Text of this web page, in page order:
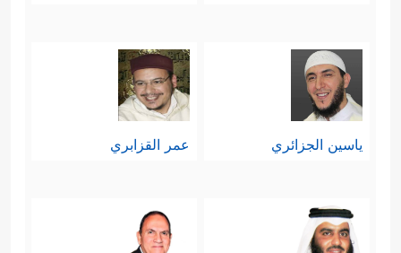
ياسين الجزائري عمر القزابري